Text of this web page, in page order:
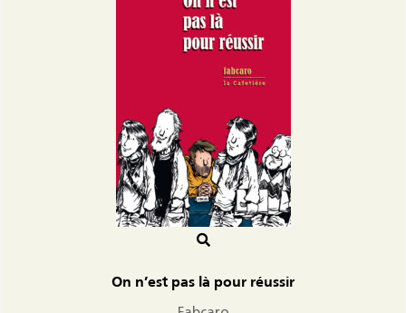
On n’est pas là pour réussir